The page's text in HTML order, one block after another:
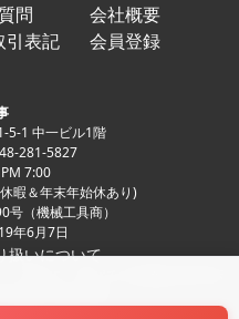
問
会社概要
引表記
会員登録
5-1 中一ビル1階
281-5827
7:00
暇＆年末年始休あり)
（機械工具商）
年6月7日
扱いについて
、家スロ、家パチの実機販売専門店